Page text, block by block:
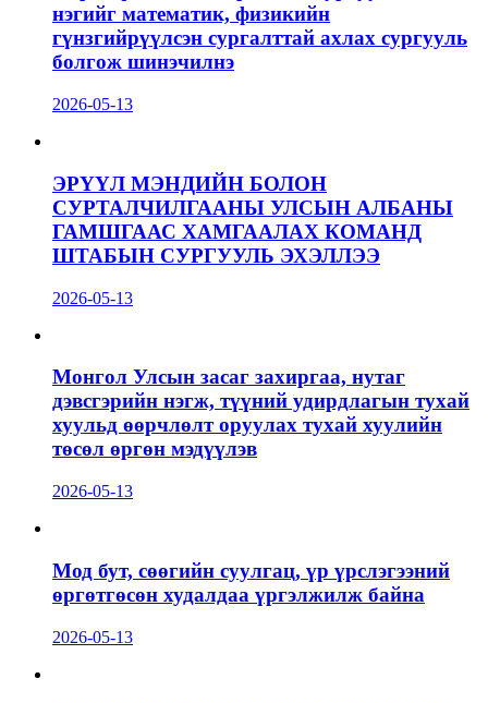
нэгийг математик, физикийн
гүнзгийрүүлсэн сургалттай ахлах сургууль
болгож шинэчилнэ
2026-05-13
ЭРҮҮЛ МЭНДИЙН БОЛОН
СУРТАЛЧИЛГААНЫ УЛСЫН АЛБАНЫ
ГАМШГААС ХАМГААЛАХ КОМАНД
ШТАБЫН СУРГУУЛЬ ЭХЭЛЛЭЭ
2026-05-13
Монгол Улсын засаг захиргаа, нутаг
дэвсгэрийн нэгж, түүний удирдлагын тухай
хуульд өөрчлөлт оруулах тухай хуулийн
төсөл өргөн мэдүүлэв
2026-05-13
Мод бут, сөөгийн суулгац, үр үрслэгээний
өргөтгөсөн худалдаа үргэлжилж байна
2026-05-13